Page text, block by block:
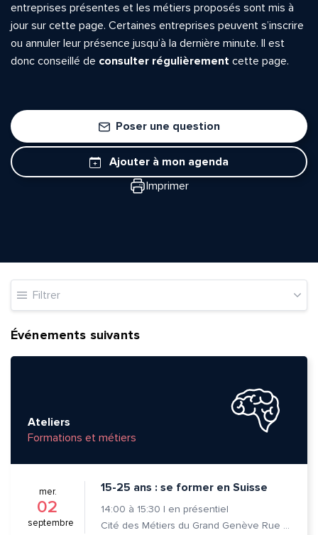
entreprises présentes et les métiers proposés sont mis à
jour sur cette page. Certaines entreprises peuvent s’inscrire
ou annuler leur présence jusqu’à la dernière minute. Il est
donc conseillé de consulter régulièrement cette page.
Poser une question
Ajouter à mon agenda
Imprimer
Filtrer
Événements suivants
Ateliers
Formations et métiers
mer.
02
septembre
15-25 ans : se former en Suisse
14:00 à 15:30 | en présentiel
Cité des Métiers du Grand Genève Rue Prévost-Martin 6 1205 Genève